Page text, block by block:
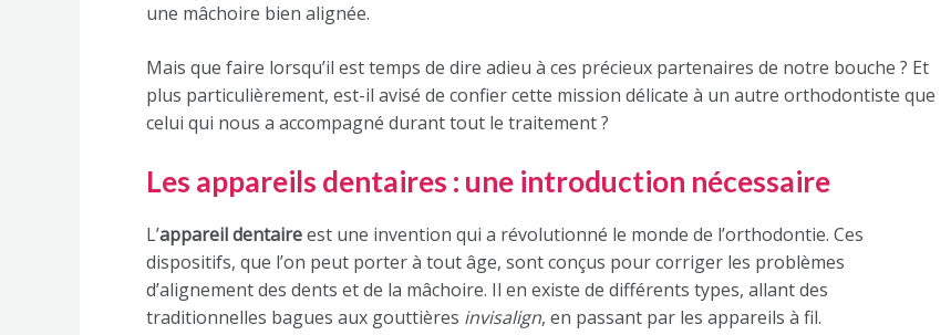
une mâchoire bien alignée.
Mais que faire lorsqu’il est temps de dire adieu à ces précieux partenaires de notre bouche ? Et
plus particulièrement, est-il avisé de confier cette mission délicate à un autre orthodontiste que
celui qui nous a accompagné durant tout le traitement ?
Les appareils dentaires : une introduction nécessaire
L’appareil dentaireest une invention qui a révolutionné le monde de l’orthodontie. Ces
dispositifs, que l’on peut porter à tout âge, sont conçus pour corriger les problèmes
d’alignement des dents et de la mâchoire. Il en existe de différents types, allant des
traditionnelles bagues aux gouttières invisalign, en passant par les appareils à fil.